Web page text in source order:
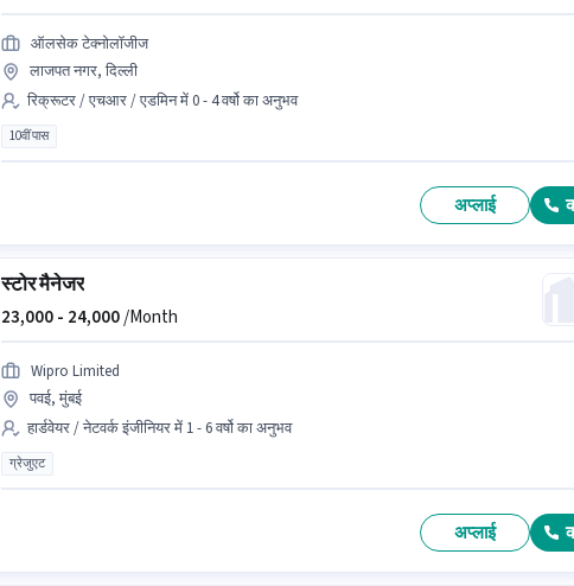
ऑलसेक टेक्नोलॉजीज
लाजपत नगर, दिल्ली
रिक्रूटर / एचआर / एडमिन में 0 - 4 वर्षो का अनुभव
10वीं पास
अप्लाई
स्टोर मैनेजर
23,000 - 24,000/Month
Wipro Limited
पवई, मुंबई
हार्डवेयर / नेटवर्क इंजीनियर में 1 - 6 वर्षो का अनुभव
ग्रेजुएट
अप्लाई